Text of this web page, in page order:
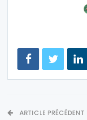
ARTICLE PRÉCÉDENT